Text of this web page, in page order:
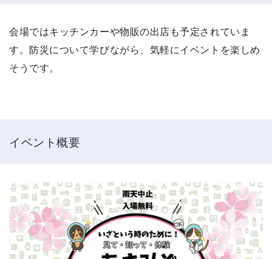
会場ではキッチンカーや物販の出店も予定されていま
す。防災について学びながら、気軽にイベントを楽しめ
そうです。
イベント概要